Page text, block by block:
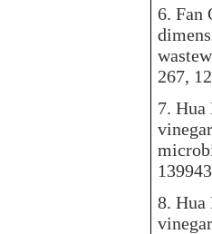
6. Fan
267,
7. Hua
8. Hua